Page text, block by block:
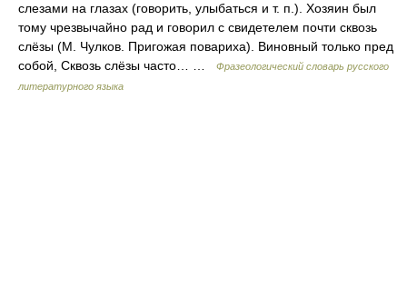
слезами на глазах (говорить, улыбаться и т. п.). Хозяин был
тому чрезвычайно рад и говорил с свидетелем почти сквозь
слёзы (М. Чулков. Пригожая повариха). Виновный только пред
собой, Сквозь слёзы часто… …
Фразеологический словарь русского
литературного языка